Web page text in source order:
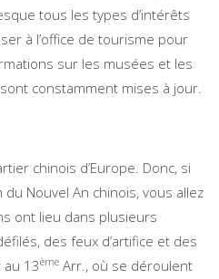
tous les types d’intérêts
à l’office de tourisme pour
sur les musées et les
constamment mises à jour.
chinois d’Europe. Donc, si
du Nouvel An chinois, vous allez
ont lieu dans plusieurs
des feux d’artifice et des
13ème Arr., où se déroulent